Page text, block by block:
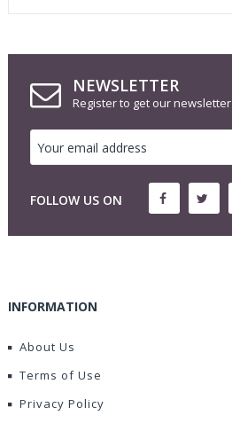
NEWSLETTER
Register to get our newsletter
FOLLOW US ON
INFORMATION
About Us
Terms of Use
Privacy Policy